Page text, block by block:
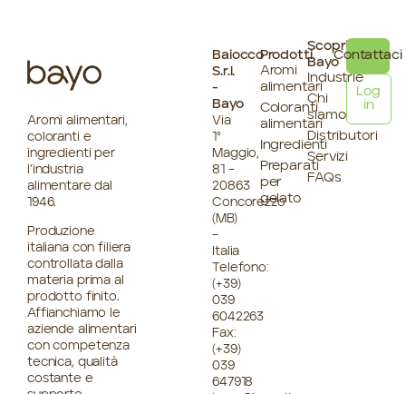
Aromi alimentari,
coloranti e
ingredienti per
l’industria
alimentare dal
1946.
Produzione
italiana con filiera
controllata dalla
materia prima al
prodotto finito.
Affianchiamo le
aziende alimentari
con competenza
tecnica, qualità
costante e
Baiocco
S.r.l.
-
Bayo
Via
1°
Maggio,
81 –
20863
Concorezzo
(MB)
–
Italia
Telefono:
(+39)
039
6042263
Fax:
(+39)
039
647918
Prodotti
Aromi
alimentari
Coloranti
alimentari
Ingredienti
Preparati
per
gelato
Scopri
Bayo
Industrie
Chi
siamo
Distributori
Servizi
FAQs
Contattaci
Log
in